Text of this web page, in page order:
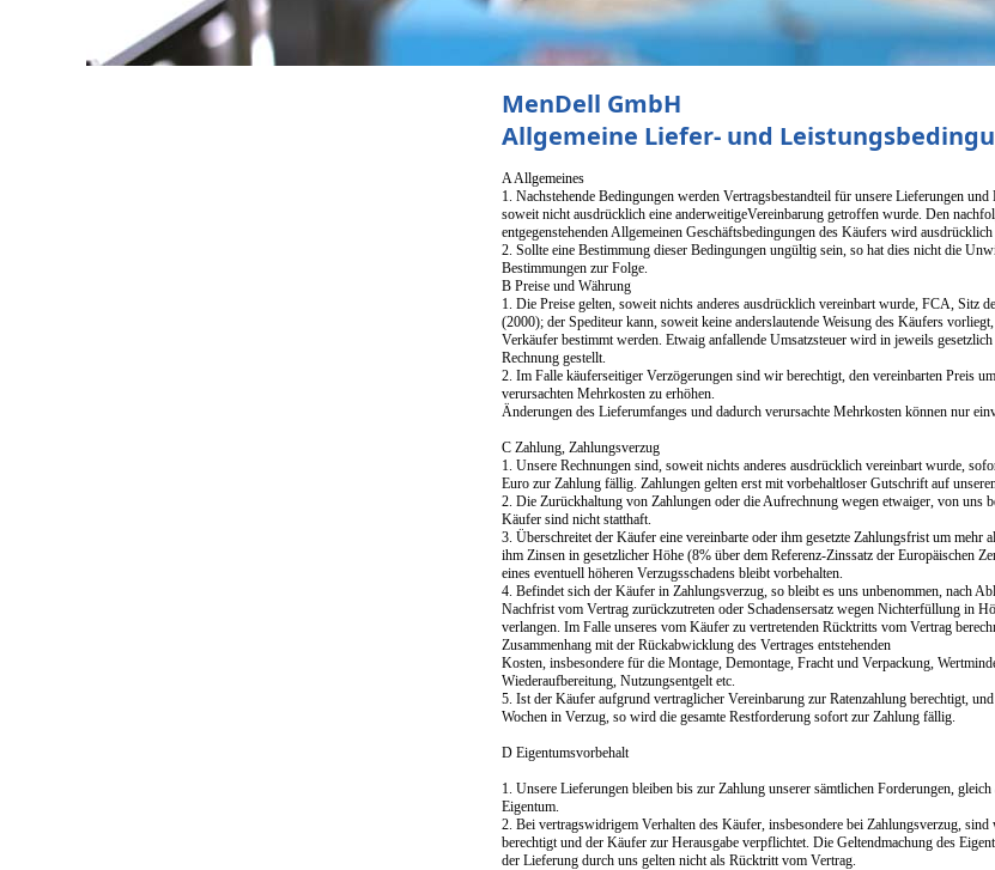
MenDell GmbH
Allgemeine Liefer- und
A Allgemeines
1. Nachstehende Bedingungen werden Vertragsbestandteil für unsere Lieferungen und
soweit nicht ausdrücklich eine anderweitigeVereinbarung getroffen wurde. Den
entgegenstehenden Allgemeinen Geschäftsbedingungen des Käufers wird
2. Sollte eine Bestimmung dieser Bedingungen ungültig sein, so hat dies nicht die
Bestimmungen zur Folge.
B Preise und Währung
1. Die Preise gelten, soweit nichts anderes ausdrücklich vereinbart wurde, FCA, Sitz
(2000); der Spediteur kann, soweit keine anderslautende Weisung des Käufers
Verkäufer bestimmt werden. Etwaig anfallende Umsatzsteuer wird in jeweils
Rechnung gestellt.
2. Im Falle käuferseitiger Verzögerungen sind wir berechtigt, den vereinbarten Preis
verursachten Mehrkosten zu erhöhen.
Änderungen des Lieferumfanges und dadurch verursachte Mehrkosten können nur
C Zahlung, Zahlungsverzug
1. Unsere Rechnungen sind, soweit nichts anderes ausdrücklich vereinbart wurde,
Euro zur Zahlung fällig. Zahlungen gelten erst mit vorbehaltloser Gutschrift auf
2. Die Zurückhaltung von Zahlungen oder die Aufrechnung wegen etwaiger, von uns
Käufer sind nicht statthaft.
3. Überschreitet der Käufer eine vereinbarte oder ihm gesetzte Zahlungsfrist um mehr
ihm Zinsen in gesetzlicher Höhe (8% über dem Referenz-Zinssatz der Europäischen
eines eventuell höheren Verzugsschadens bleibt vorbehalten.
4. Befindet sich der Käufer in Zahlungsverzug, so bleibt es uns unbenommen, nach
Nachfrist vom Vertrag zurückzutreten oder Schadensersatz wegen Nichterfüllung in
verlangen. Im Falle unseres vom Käufer zu vertretenden Rücktritts vom Vertrag
Zusammenhang mit der Rückabwicklung des Vertrages entstehenden
Kosten, insbesondere für die Montage, Demontage, Fracht und Verpackung,
Wiederaufbereitung, Nutzungsentgelt etc.
5. Ist der Käufer aufgrund vertraglicher Vereinbarung zur Ratenzahlung berechtigt,
Wochen in Verzug, so wird die gesamte Restforderung sofort zur Zahlung fällig.
D Eigentumsvorbehalt
1. Unsere Lieferungen bleiben bis zur Zahlung unserer sämtlichen Forderungen,
Eigentum.
2. Bei vertragswidrigem Verhalten des Käufer, insbesondere bei Zahlungsverzug,
berechtigt und der Käufer zur Herausgabe verpflichtet. Die Geltendmachung des
der Lieferung durch uns gelten nicht als Rücktritt vom Vertrag.